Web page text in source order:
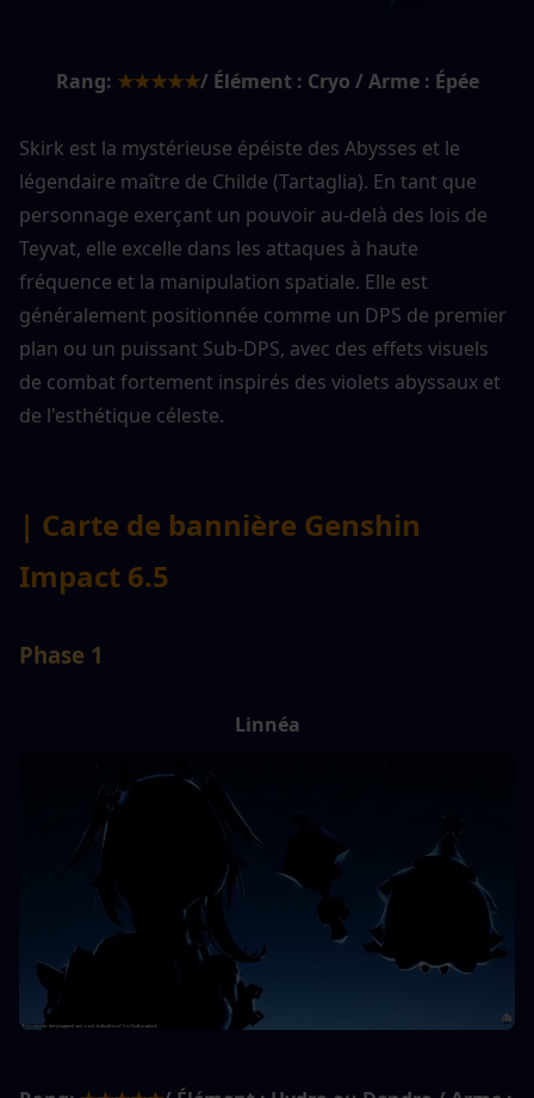
Rang: ★★★★★/ Élément : Cryo / Arme : Épée
Skirk est la mystérieuse épéiste des Abysses et le
légendaire maître de Childe (Tartaglia). En tant que
personnage exerçant un pouvoir au-delà des lois de
Teyvat, elle excelle dans les attaques à haute
fréquence et la manipulation spatiale. Elle est
généralement positionnée comme un DPS de premier
plan ou un puissant Sub-DPS, avec des effets visuels
de combat fortement inspirés des violets abyssaux et
de l'esthétique céleste.
| Carte de bannière Genshin
Impact 6.5
Phase 1
Linnéa